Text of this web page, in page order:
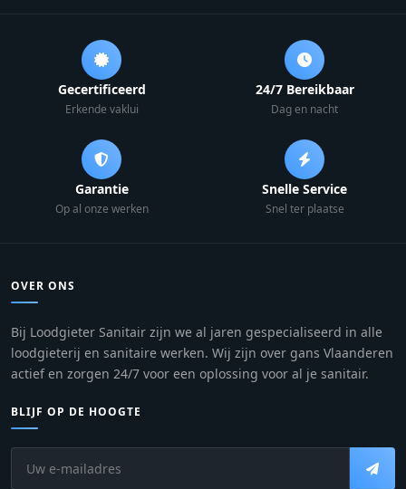
Gecertificeerd
Erkende vaklui
24/7 Bereikbaar
Dag en nacht
Garantie
Op al onze werken
Snelle Service
Snel ter plaatse
OVER ONS
Bij Loodgieter Sanitair zijn we al jaren gespecialiseerd in alle
loodgieterij en sanitaire werken. Wij zijn over gans Vlaanderen
actief en zorgen 24/7 voor een oplossing voor al je sanitair.
BLIJF OP DE HOOGTE